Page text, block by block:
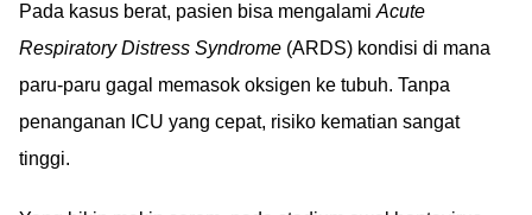
Pada kasus berat, pasien bisa mengalami Acute
Respiratory Distress Syndrome (ARDS) kondisi di mana
paru-paru gagal memasok oksigen ke tubuh. Tanpa
penanganan ICU yang cepat, risiko kematian sangat
tinggi.